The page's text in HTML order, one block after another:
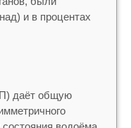
и в процентах
даёт общую